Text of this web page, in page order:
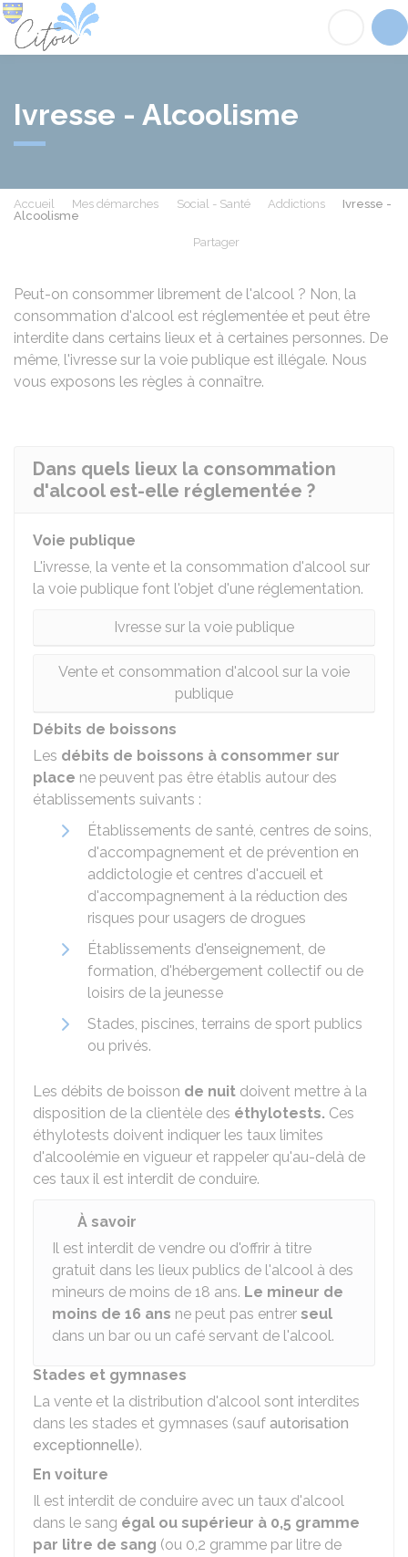
Ivresse - Alcoolisme
Accueil Mes démarches Social - Santé Addictions
Ivresse -
Alcoolisme
Partager
Peut-on consommer librement de l'alcool ? Non, la
consommation d'alcool est réglementée et peut être
interdite dans certains lieux et à certaines personnes. De
même, l'ivresse sur la voie publique est illégale. Nous
vous exposons les règles à connaître.
Dans quels lieux la consommation
d'alcool est-elle réglementée ?
Voie publique
L'ivresse, la vente et la consommation d'alcool sur
la voie publique font l'objet d'une réglementation.
Ivresse sur la voie publique
Vente et consommation d'alcool sur la voie
publique
Débits de boissons
Les débits de boissons à consommer sur
place ne peuvent pas être établis autour des
établissements suivants :
Établissements de santé, centres de soins,
d'accompagnement et de prévention en
addictologie et centres d'accueil et
d'accompagnement à la réduction des
risques pour usagers de drogues
Établissements d'enseignement, de
formation, d'hébergement collectif ou de
loisirs de la jeunesse
Stades, piscines, terrains de sport publics
ou privés.
Les débits de boisson de nuit doivent mettre à la
disposition de la clientèle des éthylotests. Ces
éthylotests doivent indiquer les taux limites
d'alcoolémie en vigueur et rappeler qu'au-delà de
ces taux il est interdit de conduire.
À savoir
Il est interdit de vendre ou d'offrir à titre
gratuit dans les lieux publics de l'alcool à des
mineurs de moins de 18 ans. Le mineur de
moins de 16 ans ne peut pas entrer seul
dans un bar ou un café servant de l'alcool.
Stades et gymnases
La vente et la distribution d'alcool sont interdites
dans les stades et gymnases (sauf autorisation
exceptionnelle).
En voiture
Il est interdit de conduire avec un taux d'alcool
dans le sang égal ou supérieur à 0,5 gramme
par litre de sang (ou 0,2 gramme par litre de